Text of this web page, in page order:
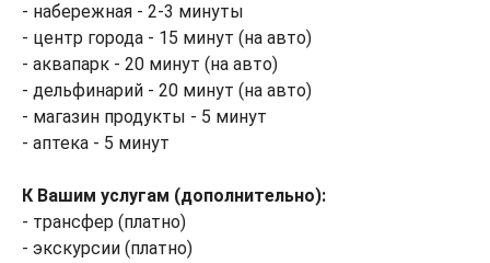
- набережная - 2-3 минуты
- центр города - 15 минут (на авто)
- аквапарк - 20 минут (на авто)
- дельфинарий - 20 минут (на авто)
- магазин продукты - 5 минут
- аптека - 5 минут
К Вашим услугам (дополнительно):
- трансфер (платно)
- экскурсии (платно)